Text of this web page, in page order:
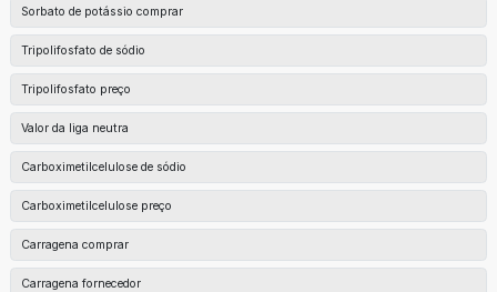
Sorbato de potássio comprar
Tripolifosfato de sódio
Tripolifosfato preço
Valor da liga neutra
Carboximetilcelulose de sódio
Carboximetilcelulose preço
Carragena comprar
Carragena fornecedor